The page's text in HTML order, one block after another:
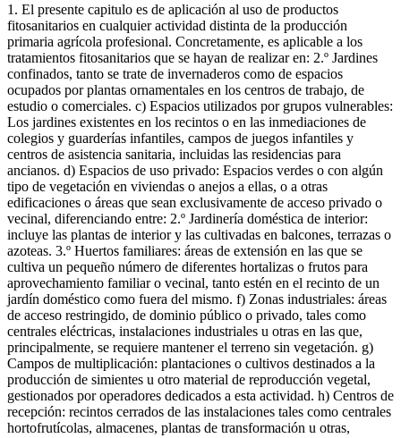
1. El presente capitulo es de aplicación al uso de productos
fitosanitarios en cualquier actividad distinta de la producción
primaria agrícola profesional. Concretamente, es aplicable a los
tratamientos fitosanitarios que se hayan de realizar en: 2.º Jardines
confinados, tanto se trate de invernaderos como de espacios
ocupados por plantas ornamentales en los centros de trabajo, de
estudio o comerciales. c) Espacios utilizados por grupos vulnerables:
Los jardines existentes en los recintos o en las inmediaciones de
colegios y guarderías infantiles, campos de juegos infantiles y
centros de asistencia sanitaria, incluidas las residencias para
ancianos. d) Espacios de uso privado: Espacios verdes o con algún
tipo de vegetación en viviendas o anejos a ellas, o a otras
edificaciones o áreas que sean exclusivamente de acceso privado o
vecinal, diferenciando entre: 2.º Jardinería doméstica de interior:
incluye las plantas de interior y las cultivadas en balcones, terrazas o
azoteas. 3.º Huertos familiares: áreas de extensión en las que se
cultiva un pequeño número de diferentes hortalizas o frutos para
aprovechamiento familiar o vecinal, tanto estén en el recinto de un
jardín doméstico como fuera del mismo. f) Zonas industriales: áreas
de acceso restringido, de dominio público o privado, tales como
centrales eléctricas, instalaciones industriales u otras en las que,
principalmente, se requiere mantener el terreno sin vegetación. g)
Campos de multiplicación: plantaciones o cultivos destinados a la
producción de simientes u otro material de reproducción vegetal,
gestionados por operadores dedicados a esta actividad. h) Centros de
recepción: recintos cerrados de las instalaciones tales como centrales
hortofrutícolas, almacenes, plantas de transformación u otras,